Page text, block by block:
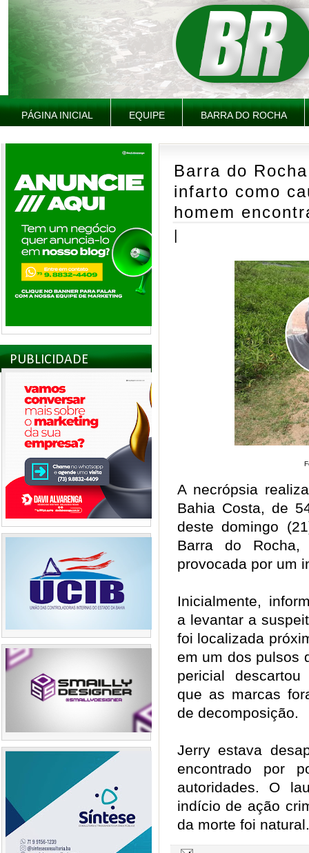
PÁGINA INICIAL EQUIPE BARRA DO ROCHA
PUBLICIDADE
Barra do
infarto como
homem
|
A necrópsia
Bahia Costa, de
deste domingo
Barra do
provocada por um
Inicialmente,
a levantar a
foi localizada
em um dos pulsos
pericial
que as marcas
de decomposição.
Jerry estava
encontrado por
autoridades. O
indício de ação
da morte foi